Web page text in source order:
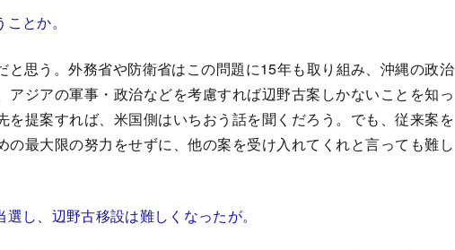
とか。
思う。外務省や防衛省はこの問題に15年も取り組み、沖縄の政治
アジアの軍事・政治などを考慮すれば辺野古案しかないことを知っ
を提案すれば、米国側はいちおう話を聞くだろう。でも、従来案を
の最大限の努力をせずに、他の案を受け入れてくれと言っても難し
し、辺野古移設は難しくなったが。